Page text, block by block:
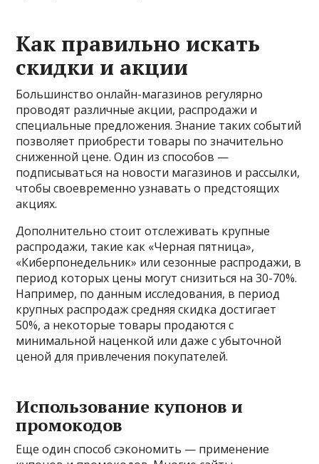
Как правильно искать
скидки и акции
Большинство онлайн-магазинов регулярно
проводят различные акции, распродажи и
специальные предложения. Знание таких событий
позволяет приобрести товары по значительно
сниженной цене. Один из способов —
подписываться на новости магазинов и рассылки,
чтобы своевременно узнавать о предстоящих
акциях.
Дополнительно стоит отслеживать крупные
распродажи, такие как «Черная пятница»,
«Киберпонедельник» или сезонные распродажи, в
период которых цены могут снизиться на 30-70%.
Например, по данным исследования, в период
крупных распродаж средняя скидка достигает
50%, а некоторые товары продаются с
минимальной наценкой или даже с убыточной
ценой для привлечения покупателей.
Использование купонов и
промокодов
Еще один способ сэкономить — применение